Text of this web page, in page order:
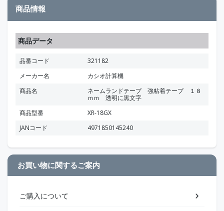
商品情報
商品データ
品番コード
321182
メーカー名
カシオ計算機
商品名
ネームランドテープ 強粘着テープ １８
ｍｍ 透明に黒文字
商品型番
XR-18GX
JANコード
4971850145240
お買い物に関するご案内
ご購入について